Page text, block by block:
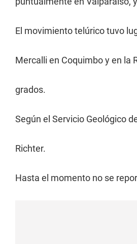
El movimiento telúrico tuvo
Mercalli en Coquimbo y en la
grados.
Según el Servicio Geológico
Richter.
Hasta el momento no se